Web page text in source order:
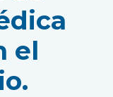
el